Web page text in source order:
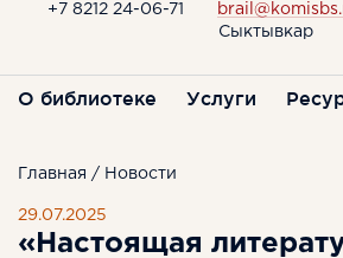
+7 8212 24-06-71
Сыктывкар
О библиотеке Услуги
Главная / Новости
29.07.2025
«Настоящая